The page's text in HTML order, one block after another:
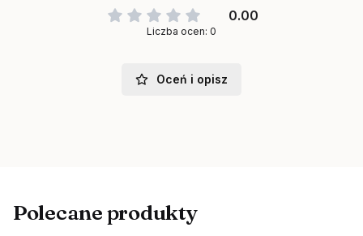
0.00
Liczba ocen: 0
Oceń i opisz
Polecane produkty